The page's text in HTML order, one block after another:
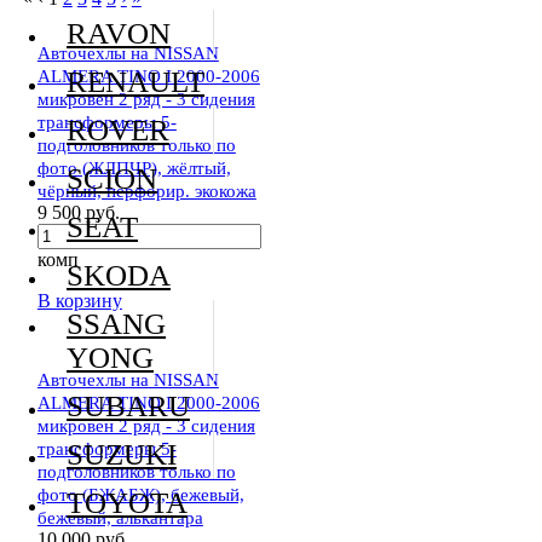
Авточехлы на NISSAN
ALMERA TINO I 2000-2006
микровен 2 ряд - 3 сидения
трансформеры 5-
подголовников только по
фото (ЖЛПЧР), жёлтый,
чёрный, перфорир. экокожа
9 500 руб.
комп
В корзину
Авточехлы на NISSAN
ALMERA TINO I 2000-2006
микровен 2 ряд - 3 сидения
трансформеры 5-
подголовников только по
фото (БЖАБЖ), бежевый,
бежевый, алькантара
RAVON
RENAULT
ROVER
SCION
SEAT
SKODA
SSANG
YONG
SUBARU
SUZUKI
TOYOTA